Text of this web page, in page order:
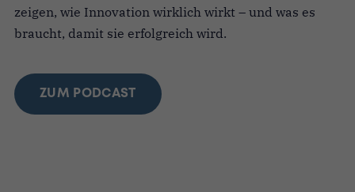
zeigen, wie Innovation wirklich wirkt – und was es
braucht, damit sie erfolgreich wird.
ZUM PODCAST